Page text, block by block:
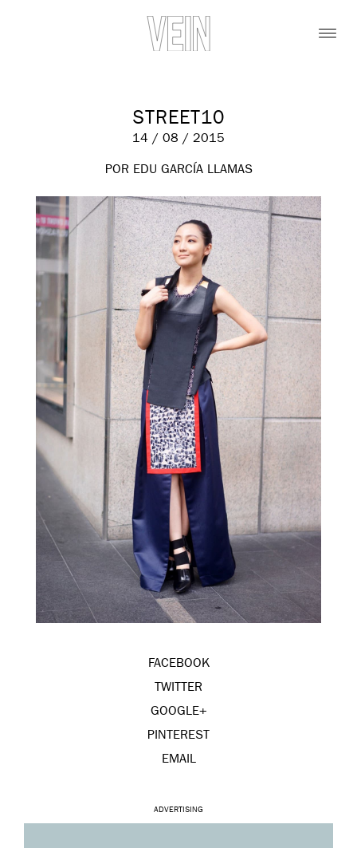
STREET10
14 / 08 / 2015
POR EDU GARCÍA LLAMAS
FACEBOOK
TWITTER
GOOGLE+
PINTEREST
EMAIL
ADVERTISING